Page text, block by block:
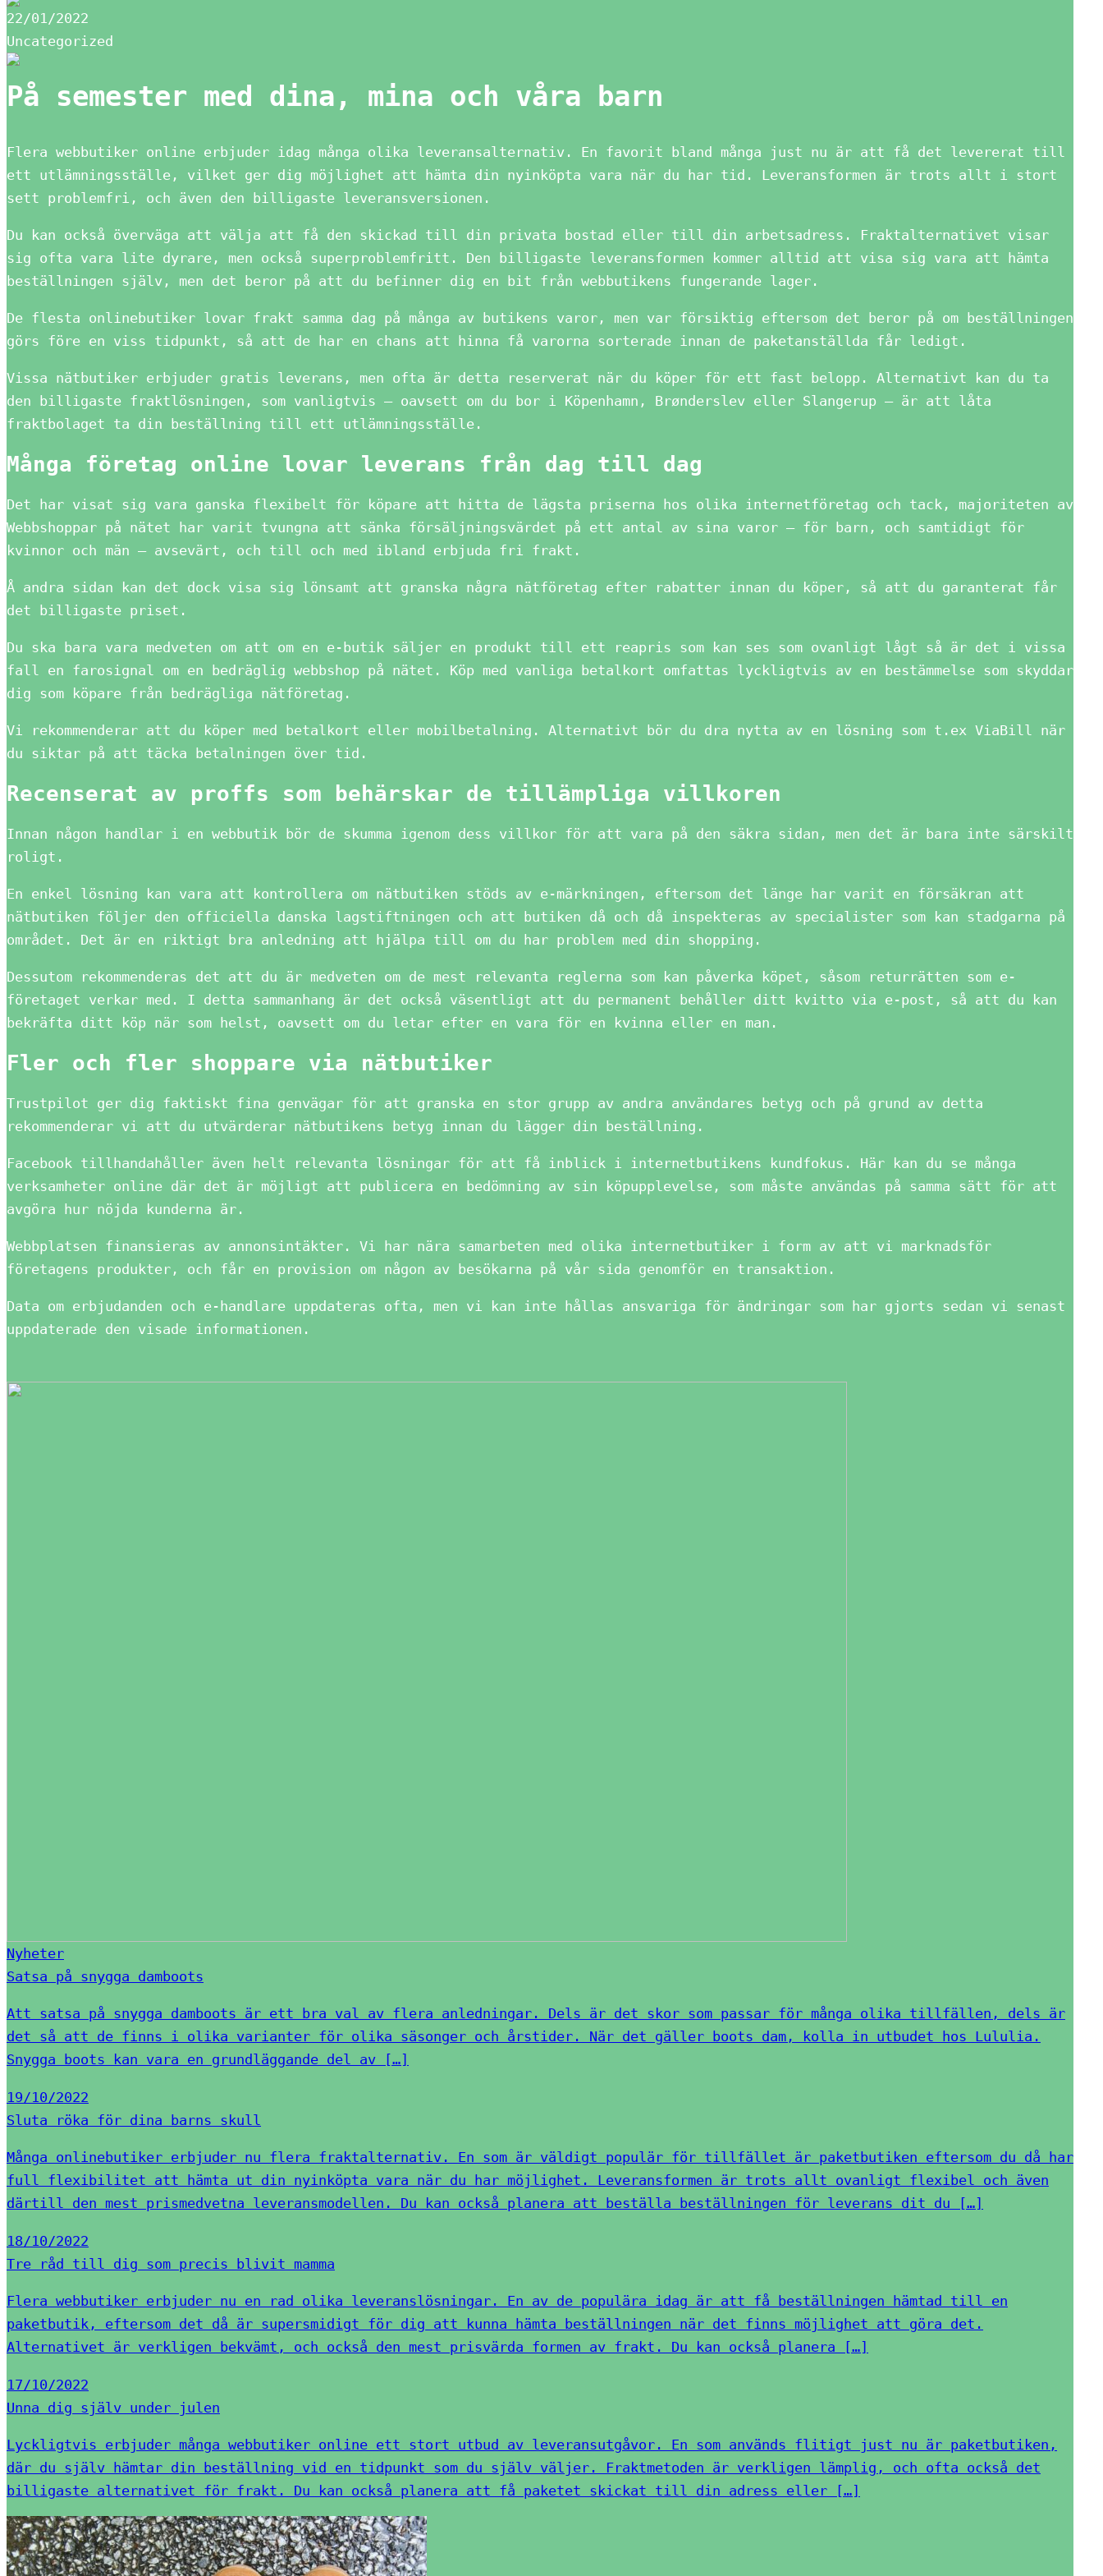
22/01/2022
Uncategorized
På semester med dina, mina och våra barn
Flera webbutiker online erbjuder idag många olika leveransalternativ. En favorit bland många just nu är att få det levererat till
ett utlämningsställe, vilket ger dig möjlighet att hämta din nyinköpta vara när du har tid. Leveransformen är trots allt i stort
sett problemfri, och även den billigaste leveransversionen.
Du kan också överväga att välja att få den skickad till din privata bostad eller till din arbetsadress. Fraktalternativet visar
sig ofta vara lite dyrare, men också superproblemfritt. Den billigaste leveransformen kommer alltid att visa sig vara att hämta
beställningen själv, men det beror på att du befinner dig en bit från webbutikens fungerande lager.
De flesta onlinebutiker lovar frakt samma dag på många av butikens varor, men var försiktig eftersom det beror på om beställningen
görs före en viss tidpunkt, så att de har en chans att hinna få varorna sorterade innan de paketanställda får ledigt.
Vissa nätbutiker erbjuder gratis leverans, men ofta är detta reserverat när du köper för ett fast belopp. Alternativt kan du ta
den billigaste fraktlösningen, som vanligtvis – oavsett om du bor i Köpenhamn, Brønderslev eller Slangerup – är att låta
fraktbolaget ta din beställning till ett utlämningsställe.
Många företag online lovar leverans från dag till dag
Det har visat sig vara ganska flexibelt för köpare att hitta de lägsta priserna hos olika internetföretag och tack, majoriteten av
Webbshoppar på nätet har varit tvungna att sänka försäljningsvärdet på ett antal av sina varor – för barn, och samtidigt för
kvinnor och män – avsevärt, och till och med ibland erbjuda fri frakt.
Å andra sidan kan det dock visa sig lönsamt att granska några nätföretag efter rabatter innan du köper, så att du garanterat får
det billigaste priset.
Du ska bara vara medveten om att om en e-butik säljer en produkt till ett reapris som kan ses som ovanligt lågt så är det i vissa
fall en farosignal om en bedräglig webbshop på nätet. Köp med vanliga betalkort omfattas lyckligtvis av en bestämmelse som skyddar
dig som köpare från bedrägliga nätföretag.
Vi rekommenderar att du köper med betalkort eller mobilbetalning. Alternativt bör du dra nytta av en lösning som t.ex ViaBill när
du siktar på att täcka betalningen över tid.
Recenserat av proffs som behärskar de tillämpliga villkoren
Innan någon handlar i en webbutik bör de skumma igenom dess villkor för att vara på den säkra sidan, men det är bara inte särskilt
roligt.
En enkel lösning kan vara att kontrollera om nätbutiken stöds av e-märkningen, eftersom det länge har varit en försäkran att
nätbutiken följer den officiella danska lagstiftningen och att butiken då och då inspekteras av specialister som kan stadgarna på
området. Det är en riktigt bra anledning att hjälpa till om du har problem med din shopping.
Dessutom rekommenderas det att du är medveten om de mest relevanta reglerna som kan påverka köpet, såsom returrätten som e-
företaget verkar med. I detta sammanhang är det också väsentligt att du permanent behåller ditt kvitto via e-post, så att du kan
bekräfta ditt köp när som helst, oavsett om du letar efter en vara för en kvinna eller en man.
Fler och fler shoppare via nätbutiker
Trustpilot ger dig faktiskt fina genvägar för att granska en stor grupp av andra användares betyg och på grund av detta
rekommenderar vi att du utvärderar nätbutikens betyg innan du lägger din beställning.
Facebook tillhandahåller även helt relevanta lösningar för att få inblick i internetbutikens kundfokus. Här kan du se många
verksamheter online där det är möjligt att publicera en bedömning av sin köpupplevelse, som måste användas på samma sätt för att
avgöra hur nöjda kunderna är.
Webbplatsen finansieras av annonsintäkter. Vi har nära samarbeten med olika internetbutiker i form av att vi marknadsför
företagens produkter, och får en provision om någon av besökarna på vår sida genomför en transaktion.
Data om erbjudanden och e-handlare uppdateras ofta, men vi kan inte hållas ansvariga för ändringar som har gjorts sedan vi senast
uppdaterade den visade informationen.
Nyheter
Satsa på snygga damboots
Att satsa på snygga damboots är ett bra val av flera anledningar. Dels är det skor som passar för många olika tillfällen, dels är
det så att de finns i olika varianter för olika säsonger och årstider. När det gäller boots dam, kolla in utbudet hos Lululia.
Snygga boots kan vara en grundläggande del av […]
19/10/2022
Sluta röka för dina barns skull
Många onlinebutiker erbjuder nu flera fraktalternativ. En som är väldigt populär för tillfället är paketbutiken eftersom du då har
full flexibilitet att hämta ut din nyinköpta vara när du har möjlighet. Leveransformen är trots allt ovanligt flexibel och även
därtill den mest prismedvetna leveransmodellen. Du kan också planera att beställa beställningen för leverans dit du […]
18/10/2022
Tre råd till dig som precis blivit mamma
Flera webbutiker erbjuder nu en rad olika leveranslösningar. En av de populära idag är att få beställningen hämtad till en
paketbutik, eftersom det då är supersmidigt för dig att kunna hämta beställningen när det finns möjlighet att göra det.
Alternativet är verkligen bekvämt, och också den mest prisvärda formen av frakt. Du kan också planera […]
17/10/2022
Unna dig själv under julen
Lyckligtvis erbjuder många webbutiker online ett stort utbud av leveransutgåvor. En som används flitigt just nu är paketbutiken,
där du själv hämtar din beställning vid en tidpunkt som du själv väljer. Fraktmetoden är verkligen lämplig, och ofta också det
billigaste alternativet för frakt. Du kan också planera att få paketet skickat till din adress eller […]